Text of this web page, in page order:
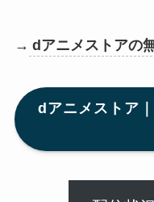
→ dアニメストアの
dアニメストア